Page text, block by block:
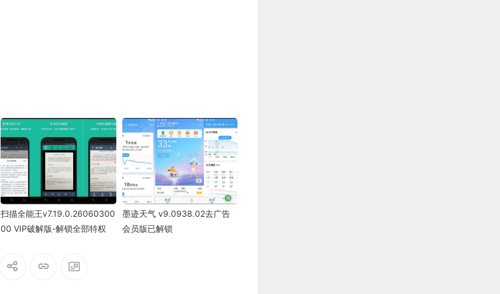
扫描全能王v7.19.0.26060300
00 VIP破解版-解锁全部特权
墨迹天气 v9.0938.02去广告
会员版已解锁